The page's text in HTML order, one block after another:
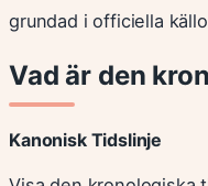
grundad i officiella
Vad är den
Kanonisk Tidslinje